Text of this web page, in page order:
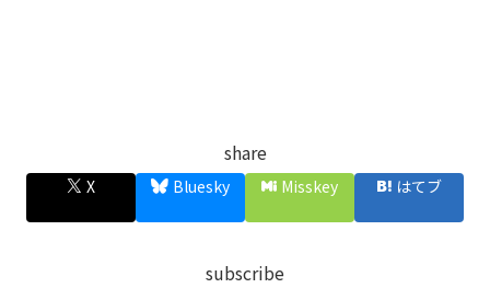
share
X Bluesky Misskey はてブ
subscribe